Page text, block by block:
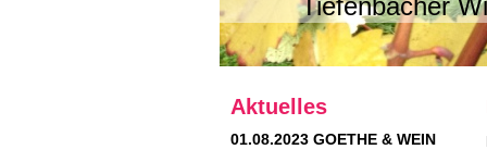
Aktuelles
01.08.2023 GOETHE & WEIN